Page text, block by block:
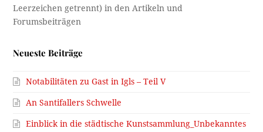
Neueste Beiträge
Notabilitäten zu Gast in Igls – Teil V
An Santifallers Schwelle
Einblick in die städtische Kunstsammlung_Unbekanntes